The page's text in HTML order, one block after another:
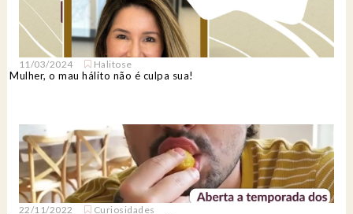
11/03/2024 Halitose
Mulher, o mau hálito não é culpa sua!
22/11/2022 Curiosidades